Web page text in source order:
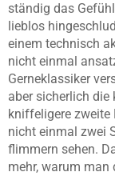
ständig das
lieblos
einem technisch
nicht einmal
Gerneklassiker
aber sicherlich die
kniffeligere zweite
nicht einmal zwei
flimmern sehen.
mehr, warum man